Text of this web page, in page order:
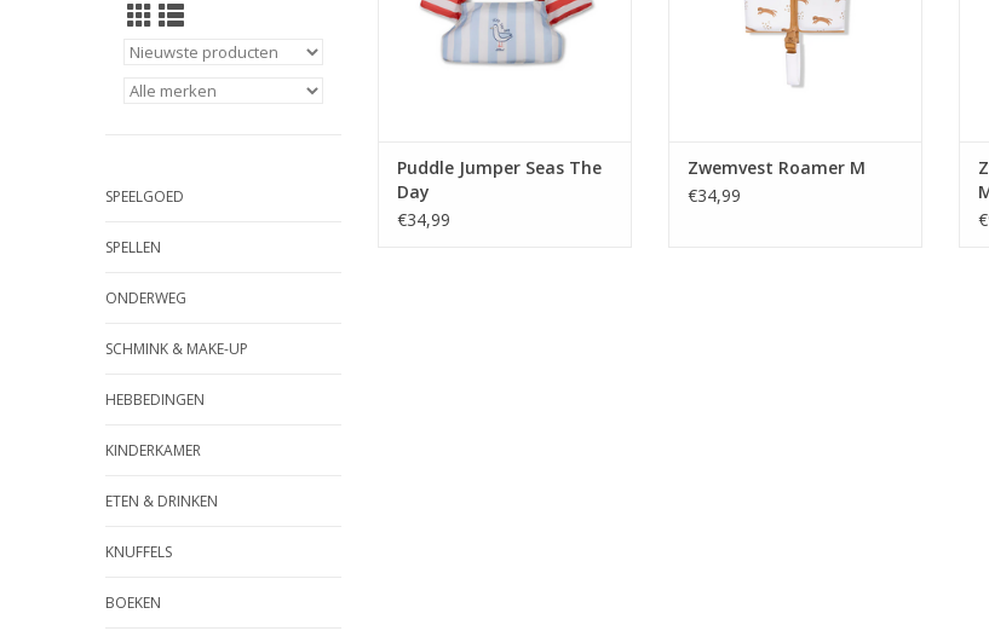
SPEELGOED
SPELLEN
ONDERWEG
SCHMINK & MAKE-UP
HEBBEDINGEN
KINDERKAMER
ETEN & DRINKEN
KNUFFELS
BOEKEN
Puddle Jumper Seas The
Day
€34,99
Zwemvest Roamer M
€34,99